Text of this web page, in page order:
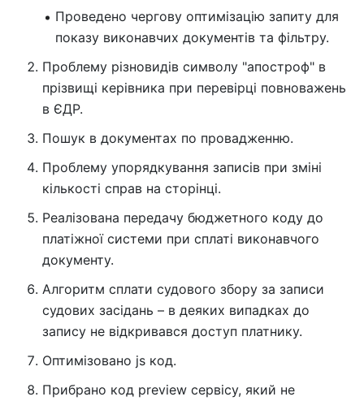
Проведено чергову оптимізацію запиту для
показу виконавчих документів та фільтру.
Проблему різновидів символу "апостроф" в
прізвищі керівника при перевірці повноважень
в ЄДР.
Пошук в документах по провадженню.
Проблему упорядкування записів при зміні
кількості справ на сторінці.
Реалізована передачу бюджетного коду до
платіжної системи при сплаті виконавчого
документу.
Алгоритм сплати судового збору за записи
судових засідань – в деяких випадках до
запису не відкривався доступ платнику.
Оптимізовано js код.
Прибрано код preview сервісу, який не